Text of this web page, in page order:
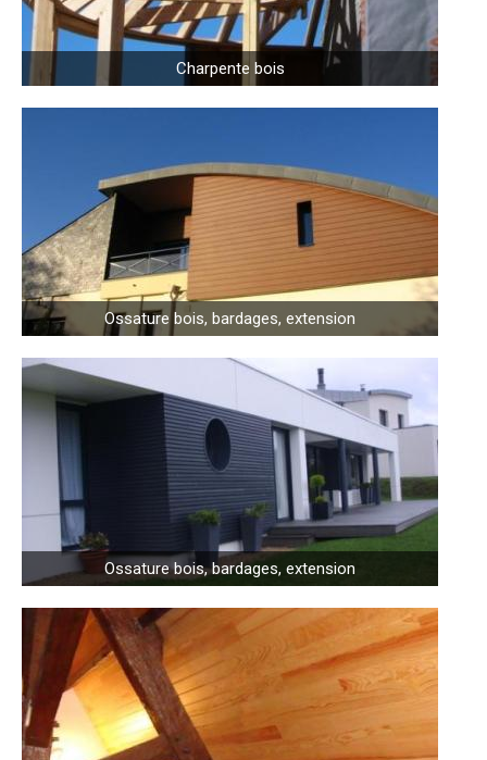
Charpente bois
Ossature bois, bardages, extension
Ossature bois, bardages, extension